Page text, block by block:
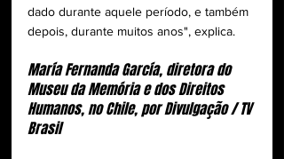
dado durante aquele período, e também
depois, durante muitos anos", explica.
María Fernanda García, diretora do
Museu da Memória e dos Direitos
Humanos, no Chile, por Divulgação / TV
Brasil